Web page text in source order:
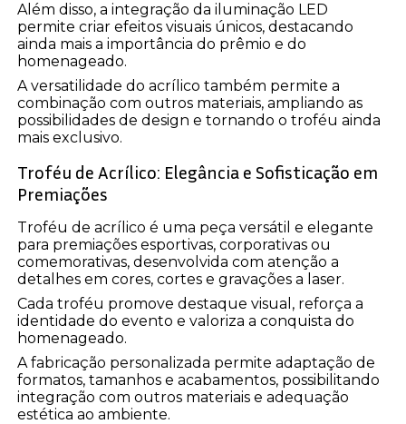
Além disso, a integração da iluminação LED
permite criar efeitos visuais únicos, destacando
ainda mais a importância do prêmio e do
homenageado.
A versatilidade do acrílico também permite a
combinação com outros materiais, ampliando as
possibilidades de design e tornando o troféu ainda
mais exclusivo.
Troféu de Acrílico: Elegância e Sofisticação em
Premiações
Troféu de acrílico é uma peça versátil e elegante
para premiações esportivas, corporativas ou
comemorativas, desenvolvida com atenção a
detalhes em cores, cortes e gravações a laser.
Cada troféu promove destaque visual, reforça a
identidade do evento e valoriza a conquista do
homenageado.
A fabricação personalizada permite adaptação de
formatos, tamanhos e acabamentos, possibilitando
integração com outros materiais e adequação
estética ao ambiente.